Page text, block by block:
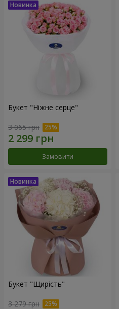
Букет "Ніжне серце"
3 065 грн
Замовити
Букет "Щирість"
3 279 грн